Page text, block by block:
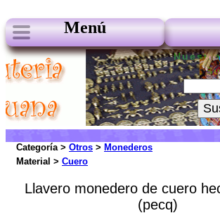
Menú
Categoría > Otros > Monederos
Material > Cuero
Llavero monedero de cuero
(pecq)